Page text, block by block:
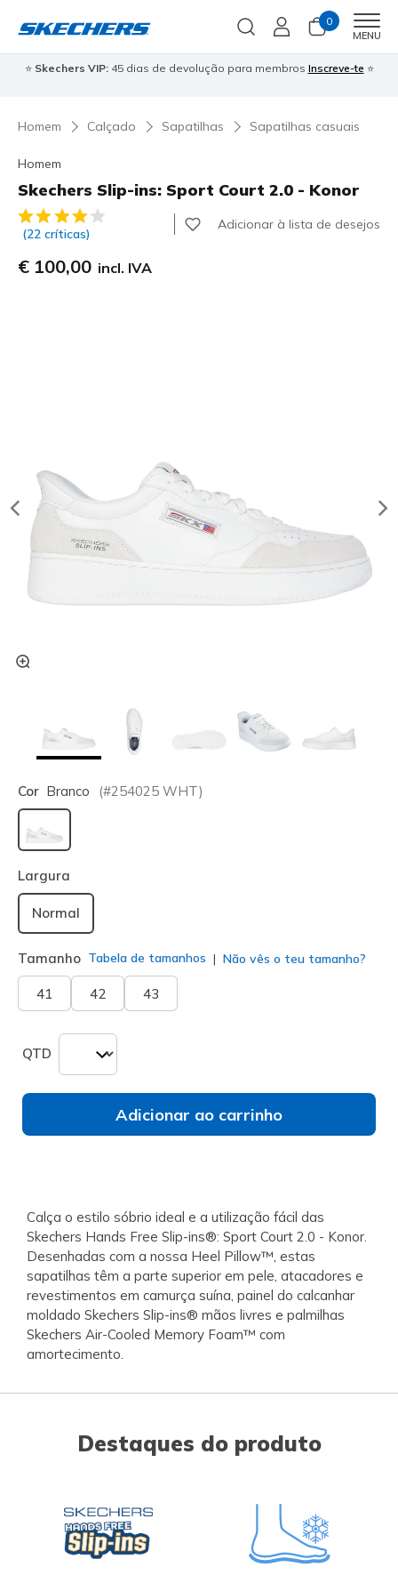
0
MENU
⭐ Skechers VIP:45 dias de devolução para membros Inscreve-te ⭐
Homem Calçado Sapatilhas Sapatilhas casuais
Homem
Skechers Slip-ins: Sport Court 2.0 - Konor
5 de 5 – Classificação do cliente
(22 críticas)
Adicionar à lista de desejos
€ 100,00 incl. IVA
Cor Branco (#254025 WHT)
selecionado
Largura
Normal
Tamanho Tabela de tamanhos Não vês o teu tamanho?
41 42 43
QTD
Adicionar ao carrinho
Calça o estilo sóbrio ideal e a utilização fácil das
Skechers Hands Free Slip-ins®: Sport Court 2.0 - Konor.
Desenhadas com a nossa Heel Pillow™, estas
sapatilhas têm a parte superior em pele, atacadores e
revestimentos em camurça suína, painel do calcanhar
moldado Skechers Slip-ins® mãos livres e palmilhas
Skechers Air-Cooled Memory Foam™ com
amortecimento.
Destaques do produto